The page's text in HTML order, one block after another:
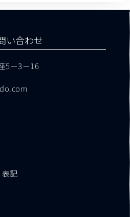
い合わせ
5－3－16
記